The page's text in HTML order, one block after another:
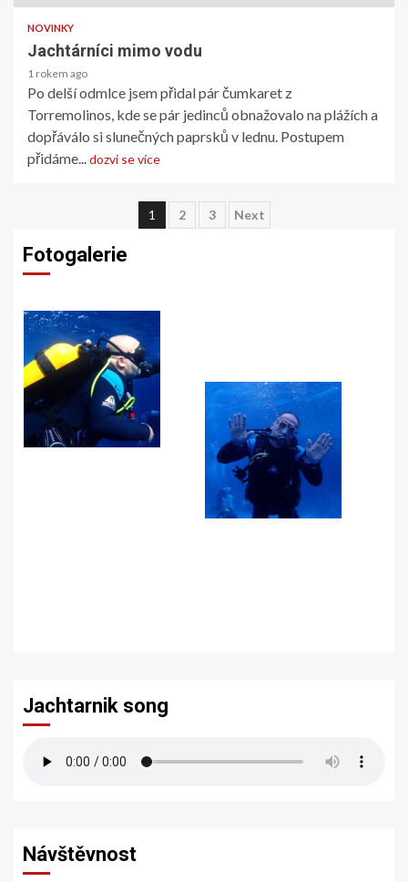
NOVINKY
Jachtárníci mimo vodu
1 rokem ago
Po delší odmlce jsem přidal pár čumkaret z
Torremolinos, kde se pár jedinců obnažovalo na plážích a
dopřáválo si slunečných paprsků v lednu. Postupem
přidáme...dozvi se více
1 2 3 Next
Fotogalerie
Jachtarnik song
Návštěvnost